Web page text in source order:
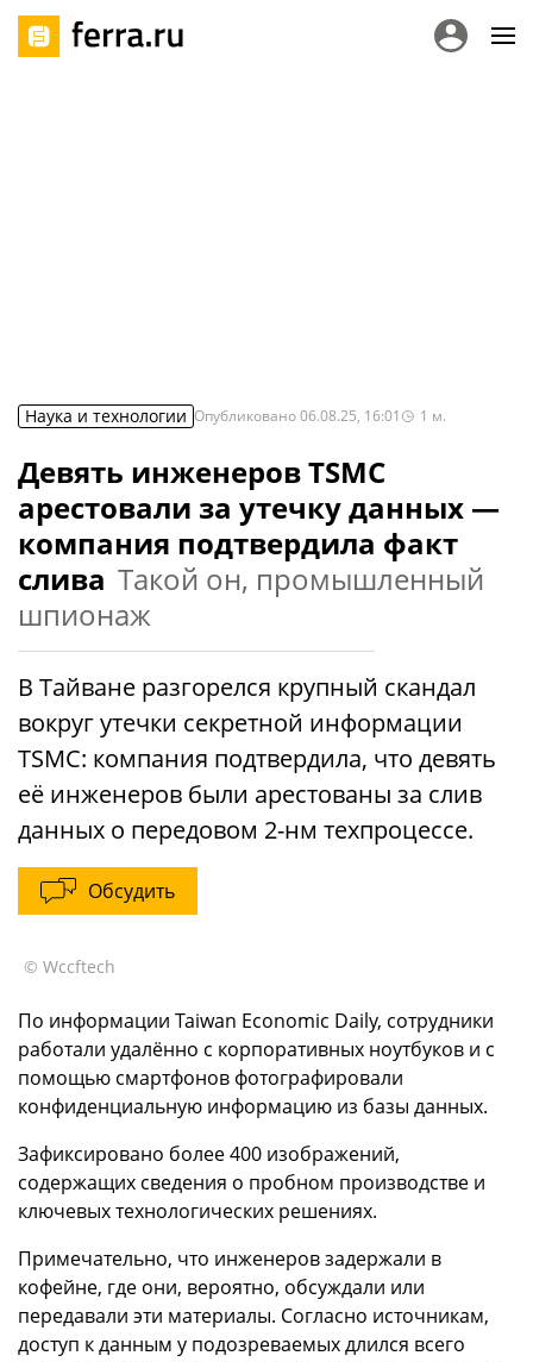
Наука и технологии Опубликовано06.08.25, 16:01 1 м.
Девять инженеров TSMC
арестовали за утечку данных —
компания подтвердила факт
слива Такой он, промышленный
шпионаж
В Тайване разгорелся крупный скандал
вокруг утечки секретной информации
TSMC: компания подтвердила, что девять
её инженеров были арестованы за слив
данных о передовом 2-нм техпроцессе.
Обсудить
© Wccftech
По информации Taiwan Economic Daily, сотрудники
работали удалённо с корпоративных ноутбуков и с
помощью смартфонов фотографировали
конфиденциальную информацию из базы данных.
Зафиксировано более 400 изображений,
содержащих сведения о пробном производстве и
ключевых технологических решениях.
Примечательно, что инженеров задержали в
кофейне, где они, вероятно, обсуждали или
передавали эти материалы. Согласно источникам,
доступ к данным у подозреваемых длился всего